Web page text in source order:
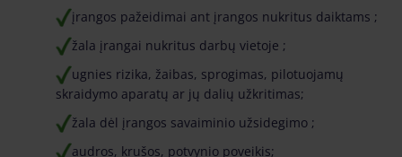
įrangos pažeidimai ant įrangos nukritus daiktams ;
žala įrangai nukritus darbų vietoje ;
ugnies rizika, žaibas, sprogimas, pilotuojamų
skraidymo aparatų ar jų dalių užkritimas;
žala dėl įrangos savaiminio užsidegimo ;
audros, krušos, potvynio poveikis;